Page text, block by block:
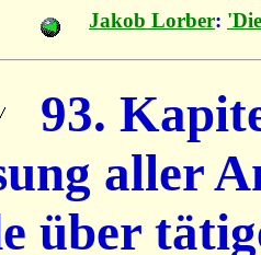
Jakob Lorber:
93.
aller
über